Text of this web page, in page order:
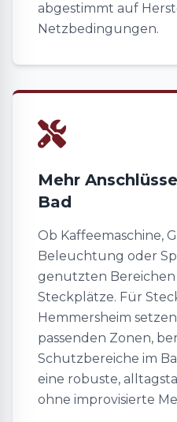
abgestimmt auf
Netzbedingungen.
Mehr
Bad
Ob Kaffeemaschine,
Beleuchtung oder
genutzten
Steckplätze. Für
Hemmersheim
passenden Zonen,
Schutzbereiche im
eine robuste,
ohne improvisierte